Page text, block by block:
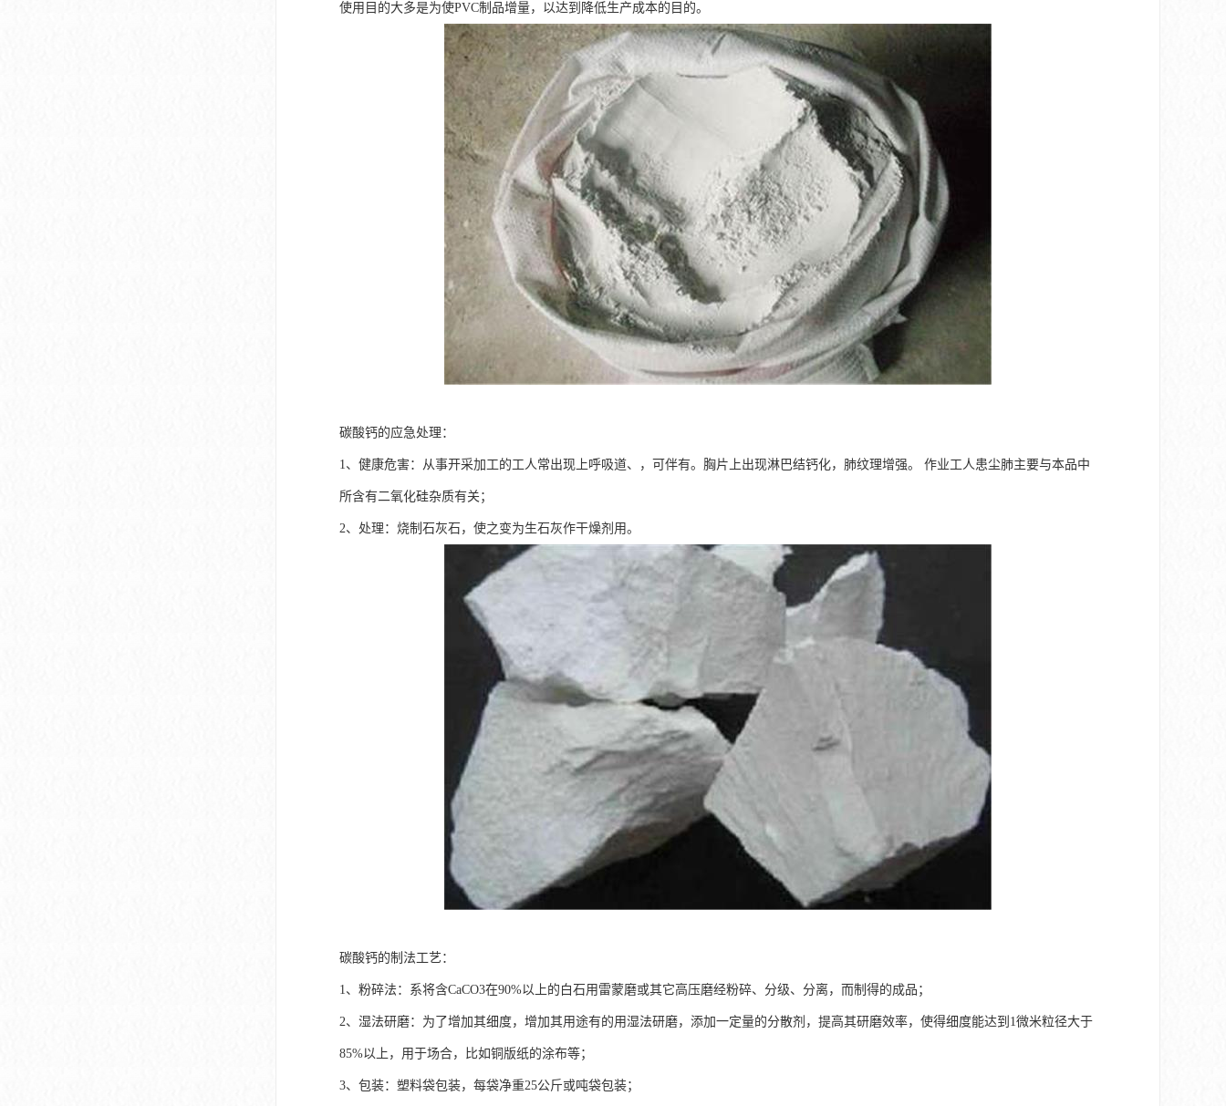
使用目的大多是为使PVC制品增量，以达到降低生产成本的目的。
碳酸钙的应急处理：
1、健康危害：从事开采加工的工人常出现上呼吸道、，可伴有。胸片上出现淋巴结钙化，肺纹理增强。 作业工人患尘肺主要与本品中
所含有二氧化硅杂质有关；
2、处理：烧制石灰石，使之变为生石灰作干燥剂用。
碳酸钙的制法工艺：
1、粉碎法：系将含CaCO3在90%以上的白石用雷蒙磨或其它高压磨经粉碎、分级、分离，而制得的成品；
2、湿法研磨：为了增加其细度，增加其用途有的用湿法研磨，添加一定量的分散剂，提高其研磨效率，使得细度能达到1微米粒径大于
85%以上，用于场合，比如铜版纸的涂布等；
3、包装：塑料袋包装，每袋净重25公斤或吨袋包装；